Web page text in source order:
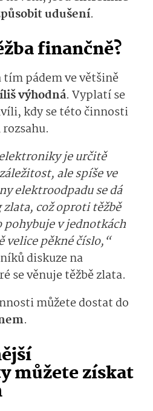
udušení.
finančně?
tím pádem ve většině
výhodná. Vyplatí se
kdy se této činnosti
je určitě
ale spíše ve
elektroodpadu se dá
což oproti těžbě
pohybuje v jednotkách
velice pěkné číslo,“
diskuze na
se věnuje těžbě zlata.
můžete dostat do
.
můžete získat